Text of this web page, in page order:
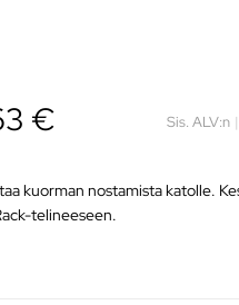
€ Sis. ALV:n |
kuorman nostamista katolle.
telineeseen.